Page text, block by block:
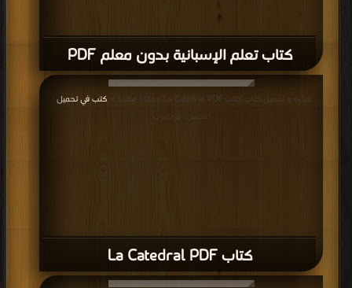
كتاب تعلم الإسبانية بدون معلم PDF
كتاب La Catedral PDF
قراءة و تحميل كتاب كتاب La Catedral PDF مجانا | مكتبة > كتب في تحميل
التحميل : مرة/مرات